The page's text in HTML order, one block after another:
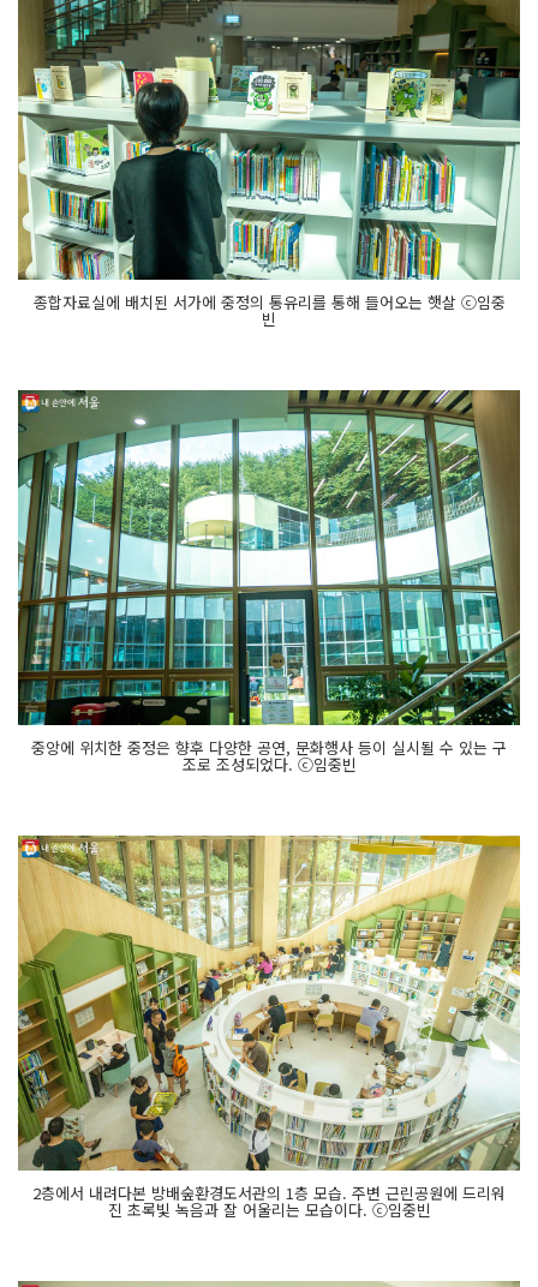
종합자료실에 배치된 서가에 중정의 통유리를 통해 들어오는 햇살 ⓒ임중
빈
중앙에 위치한 중정은 향후 다양한 공연, 문화행사 등이 실시될 수 있는 구
조로 조성되었다. ⓒ임중빈
2층에서 내려다본 방배숲환경도서관의 1층 모습. 주변 근린공원에 드리워
진 초록빛 녹음과 잘 어울리는 모습이다. ⓒ임중빈